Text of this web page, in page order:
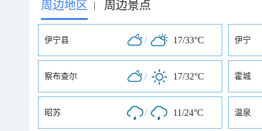
周边地区 | 周边景点
伊宁县 / 17/33°C 伊宁
察布查尔 / 17/32°C 霍城
昭苏 / 11/24°C 温泉